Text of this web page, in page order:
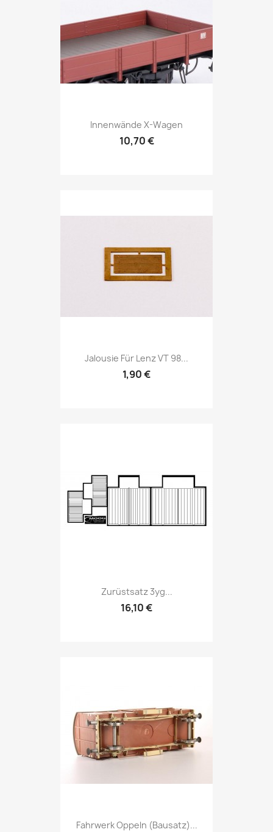
Innenwände X-Wagen
10,70 €
Jalousie Für Lenz VT 98...
1,90 €
Zurüstsatz 3yg...
16,10 €
Fahrwerk Oppeln (Bausatz)...